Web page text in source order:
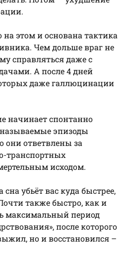
на этом и основана тактика
Чем дольше враг не
справляться даже с
А после 4 дней
даже галлюцинации
начинает спонтанно
эпизоды
они ответвлены за
транспортных
исходом.
сна убьёт вас куда быстрее,
также быстро, как и
максимальный период
после которого
но и восстановился –